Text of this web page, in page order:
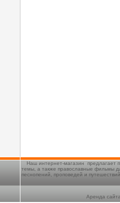
Наш интернет-магазин предлагает
темы, а также православные фильмы
песнопений, проповедей и
Аренда